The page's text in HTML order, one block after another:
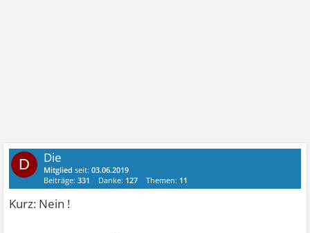
D Die
Mitglied seit:03.06.2019
Beiträge:331 Danke: 127 Themen: 11
Kurz: Nein !